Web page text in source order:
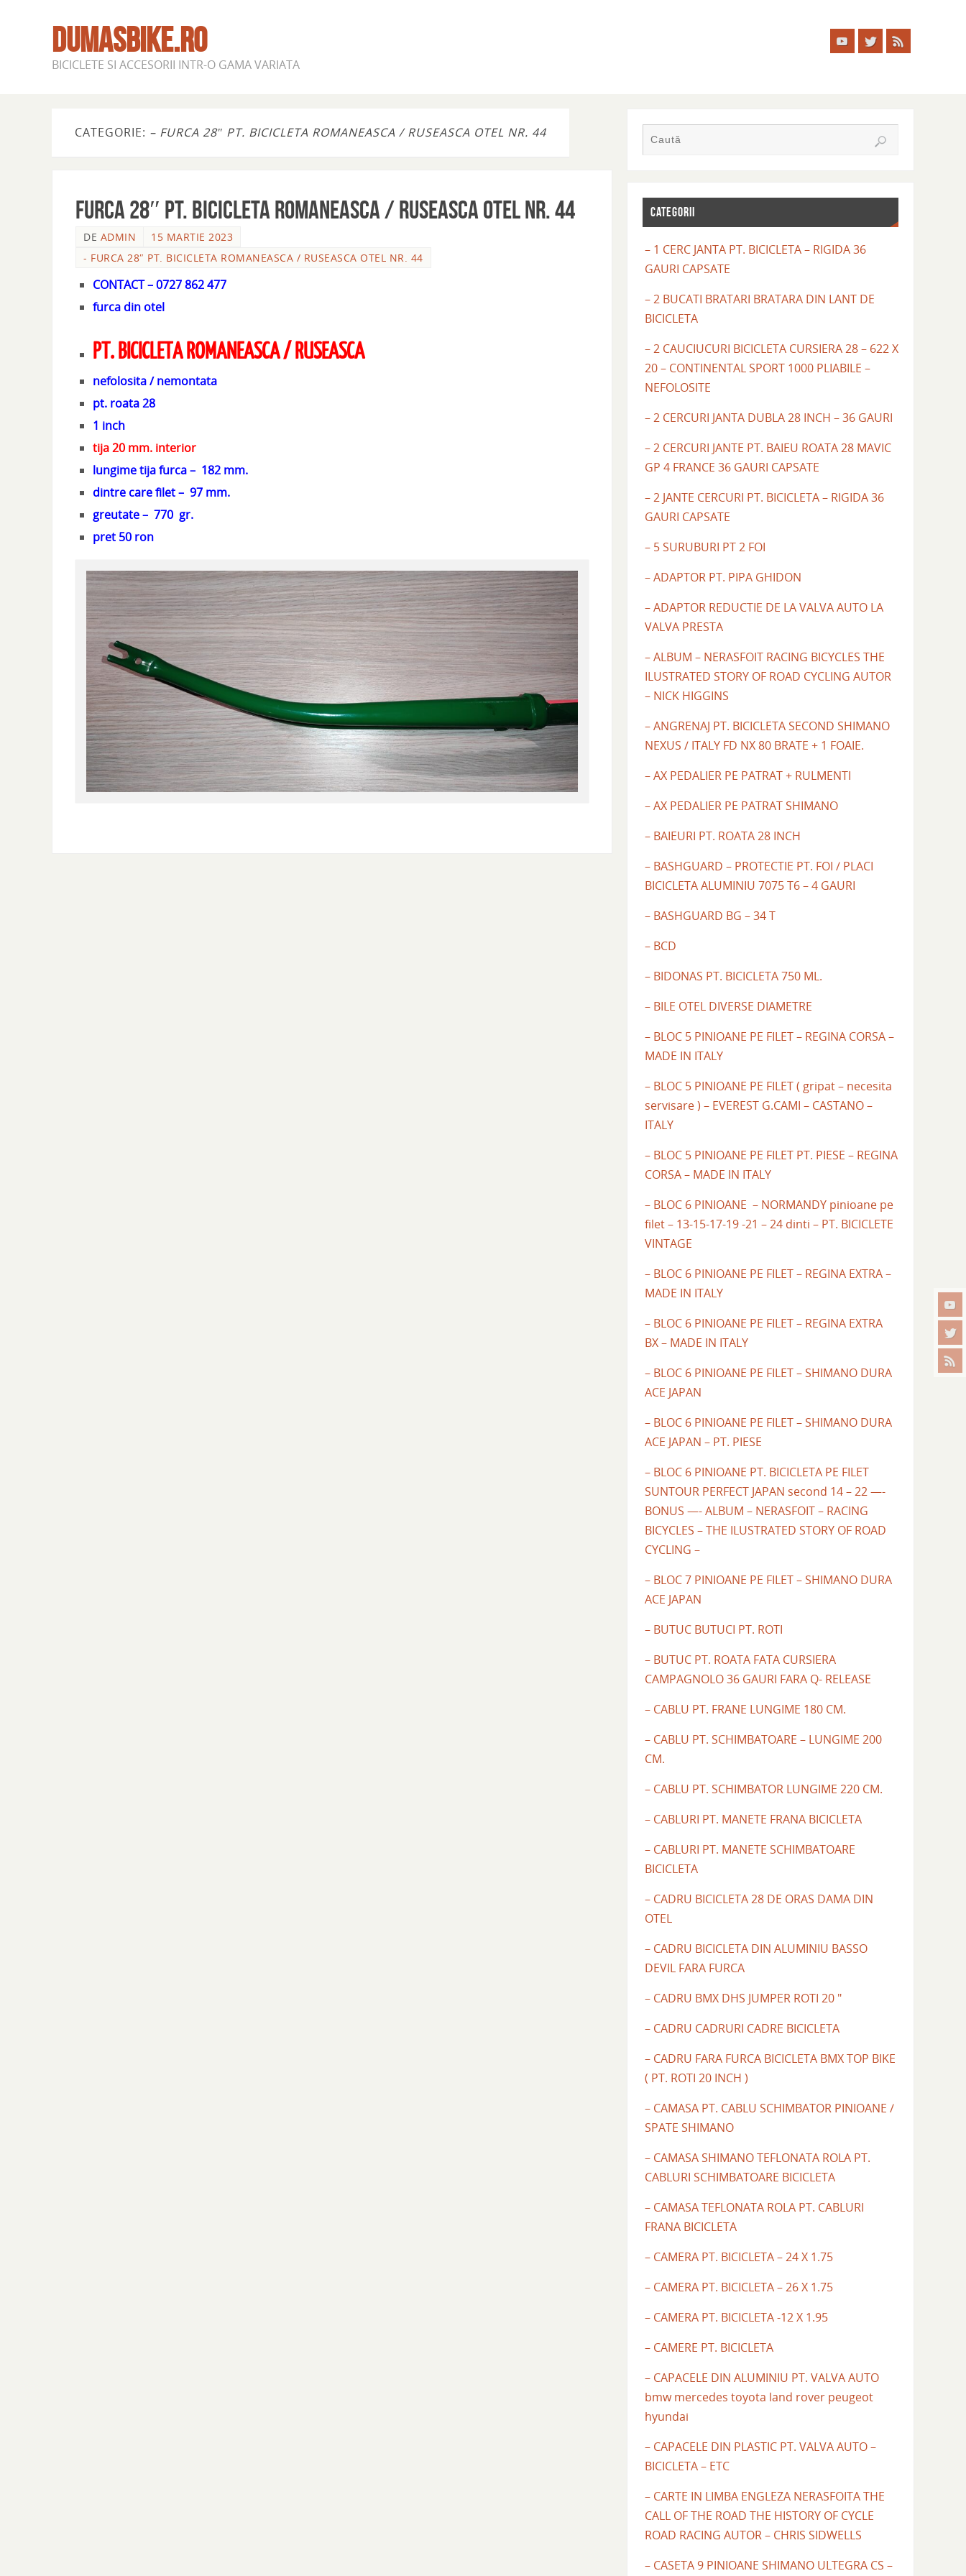
DUMASBIKE.RO
BICICLETE SI ACCESORII INTR-O GAMA VARIATA
CATEGORIE: – FURCA 28″ PT. BICICLETA ROMANEASCA / RUSEASCA OTEL NR. 44
FURCA 28″ PT. BICICLETA ROMANEASCA / RUSEASCA OTEL NR. 44
DE ADMIN
15 MARTIE 2023
- FURCA 28″ PT. BICICLETA ROMANEASCA / RUSEASCA OTEL NR. 44
CONTACT – 0727 862 477
furca din otel
PT. BICICLETA ROMANEASCA / RUSEASCA
nefolosita / nemontata
pt. roata 28
1 inch
tija 20 mm. interior
lungime tija furca – 182 mm.
dintre care filet – 97 mm.
greutate – 770 gr.
pret 50 ron
CATEGORII
– 1 CERC JANTA PT. BICICLETA – RIGIDA 36
GAURI CAPSATE
– 2 BUCATI BRATARI BRATARA DIN LANT DE
BICICLETA
– 2 CAUCIUCURI BICICLETA CURSIERA 28 – 622 X
20 – CONTINENTAL SPORT 1000 PLIABILE –
NEFOLOSITE
– 2 CERCURI JANTA DUBLA 28 INCH – 36 GAURI
– 2 CERCURI JANTE PT. BAIEU ROATA 28 MAVIC
GP 4 FRANCE 36 GAURI CAPSATE
– 2 JANTE CERCURI PT. BICICLETA – RIGIDA 36
GAURI CAPSATE
– 5 SURUBURI PT 2 FOI
– ADAPTOR PT. PIPA GHIDON
– ADAPTOR REDUCTIE DE LA VALVA AUTO LA
VALVA PRESTA
– ALBUM – NERASFOIT RACING BICYCLES THE
ILUSTRATED STORY OF ROAD CYCLING AUTOR
– NICK HIGGINS
– ANGRENAJ PT. BICICLETA SECOND SHIMANO
NEXUS / ITALY FD NX 80 BRATE + 1 FOAIE.
– AX PEDALIER PE PATRAT + RULMENTI
– AX PEDALIER PE PATRAT SHIMANO
– BAIEURI PT. ROATA 28 INCH
– BASHGUARD – PROTECTIE PT. FOI / PLACI
BICICLETA ALUMINIU 7075 T6 – 4 GAURI
– BASHGUARD BG – 34 T
– BCD
– BIDONAS PT. BICICLETA 750 ML.
– BILE OTEL DIVERSE DIAMETRE
– BLOC 5 PINIOANE PE FILET – REGINA CORSA –
MADE IN ITALY
– BLOC 5 PINIOANE PE FILET ( gripat – necesita
servisare ) – EVEREST G.CAMI – CASTANO –
ITALY
– BLOC 5 PINIOANE PE FILET PT. PIESE – REGINA
CORSA – MADE IN ITALY
– BLOC 6 PINIOANE – NORMANDY pinioane pe
filet – 13-15-17-19 -21 – 24 dinti – PT. BICICLETE
VINTAGE
– BLOC 6 PINIOANE PE FILET – REGINA EXTRA –
MADE IN ITALY
– BLOC 6 PINIOANE PE FILET – REGINA EXTRA
BX – MADE IN ITALY
– BLOC 6 PINIOANE PE FILET – SHIMANO DURA
ACE JAPAN
– BLOC 6 PINIOANE PE FILET – SHIMANO DURA
ACE JAPAN – PT. PIESE
– BLOC 6 PINIOANE PT. BICICLETA PE FILET
SUNTOUR PERFECT JAPAN second 14 – 22 —-
BONUS —- ALBUM – NERASFOIT – RACING
BICYCLES – THE ILUSTRATED STORY OF ROAD
CYCLING –
– BLOC 7 PINIOANE PE FILET – SHIMANO DURA
ACE JAPAN
– BUTUC BUTUCI PT. ROTI
– BUTUC PT. ROATA FATA CURSIERA
CAMPAGNOLO 36 GAURI FARA Q- RELEASE
– CABLU PT. FRANE LUNGIME 180 CM.
– CABLU PT. SCHIMBATOARE – LUNGIME 200
CM.
– CABLU PT. SCHIMBATOR LUNGIME 220 CM.
– CABLURI PT. MANETE FRANA BICICLETA
– CABLURI PT. MANETE SCHIMBATOARE
BICICLETA
– CADRU BICICLETA 28 DE ORAS DAMA DIN
OTEL
– CADRU BICICLETA DIN ALUMINIU BASSO
DEVIL FARA FURCA
– CADRU BMX DHS JUMPER ROTI 20 "
– CADRU CADRURI CADRE BICICLETA
– CADRU FARA FURCA BICICLETA BMX TOP BIKE
( PT. ROTI 20 INCH )
– CAMASA PT. CABLU SCHIMBATOR PINIOANE /
SPATE SHIMANO
– CAMASA SHIMANO TEFLONATA ROLA PT.
CABLURI SCHIMBATOARE BICICLETA
– CAMASA TEFLONATA ROLA PT. CABLURI
FRANA BICICLETA
– CAMERA PT. BICICLETA – 24 X 1.75
– CAMERA PT. BICICLETA – 26 X 1.75
– CAMERA PT. BICICLETA -12 X 1.95
– CAMERE PT. BICICLETA
– CAPACELE DIN ALUMINIU PT. VALVA AUTO
bmw mercedes toyota land rover peugeot
hyundai
– CAPACELE DIN PLASTIC PT. VALVA AUTO –
BICICLETA – ETC
– CARTE IN LIMBA ENGLEZA NERASFOITA THE
CALL OF THE ROAD THE HISTORY OF CYCLE
ROAD RACING AUTOR – CHRIS SIDWELLS
– CASETA 9 PINIOANE SHIMANO ULTEGRA CS –